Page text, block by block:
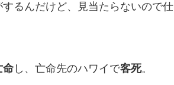
るんだけど、見当たらないので仕
命し、亡命先のハワイで客死。